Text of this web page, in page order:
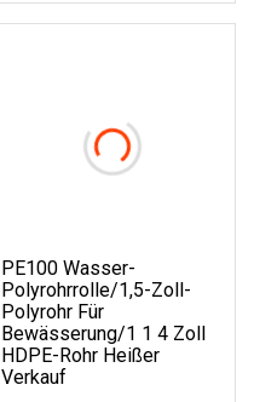
PE100 Wasser-
Polyrohrrolle/1,5-Zoll-
Polyrohr Für
Bewässerung/1 1 4 Zoll
HDPE-Rohr Heißer
Verkauf